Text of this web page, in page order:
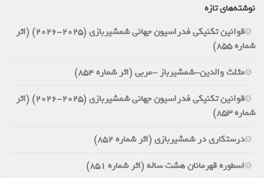
نوشته‌های تازه
قوانین تکنیکی فدراسیون جهانی شمشیربازی (2025-2026) (اثر
شماره 855)
مثلث والدین-شمشیرباز -مربی (اثر شماره 854)
قوانین تکنیکی فدراسیون جهانی شمشیربازی (2025-2026) (اثر
شماره 853)
درستکاری در شمشیربازی (اثر شماره 852)
اسطوره قهرمانان هشت ساله (اثر شماره 851)